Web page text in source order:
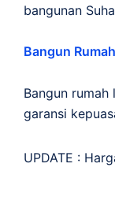
bangunan
Bangun Rumah
Bangun
garansi
UPDATE :